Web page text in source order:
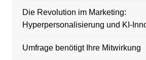
Die Revolution im Marketing:
Hyperpersonalisierung und KI-
Umfrage benötigt Ihre Mitwirkung